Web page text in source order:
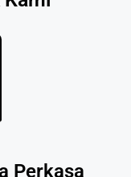
Perkasa